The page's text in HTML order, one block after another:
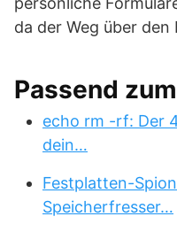
da der Weg über den
Passend
echo rm -rf: Der
dein…
Festplatten-
Speicherfresser…